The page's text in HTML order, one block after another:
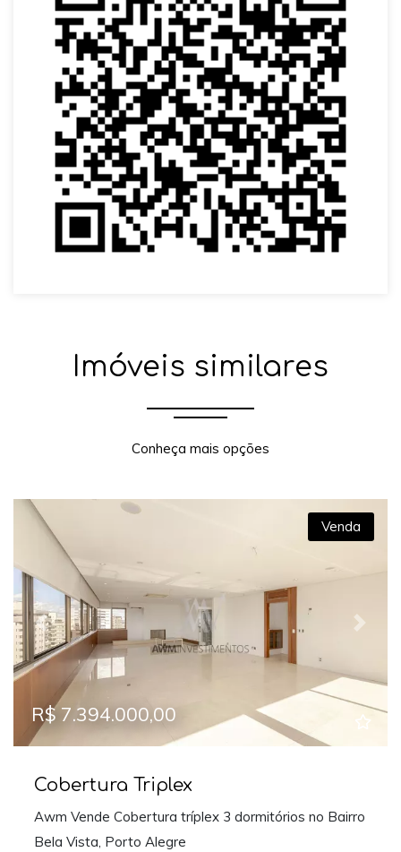
Imóveis similares
Conheça mais opções
Previous Next
Venda
R$ 7.394.000,00
Cobertura Triplex
Awm Vende Cobertura tríplex 3 dormitórios no Bairro
Bela Vista, Porto Alegre